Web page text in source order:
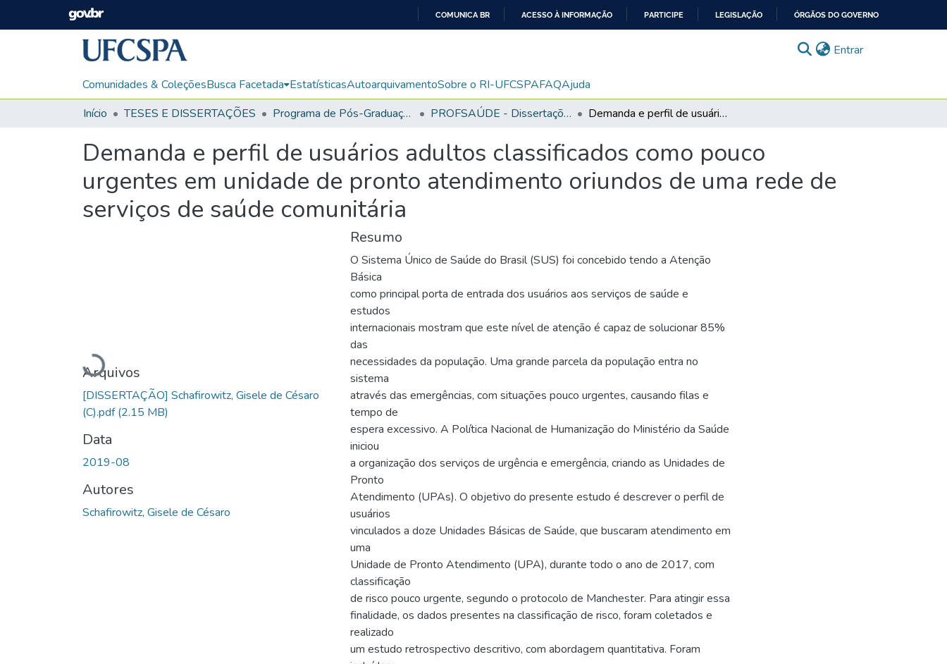
CONTEÚDO
COMUNICA BR ACESSO À INFORMAÇÃO PARTICIPE LEGISLAÇÃO ÓRGÃOS DO GOVERNO
Entrar(current)
Comunidades & ColeçõesBusca Facetada EstatísticasAutoarquivamentoSobre o RI-UFCSPAFAQAjuda
Início
TESES E DISSERTAÇÕES Programa de Pós-Graduação em Saúde da Família PROFSAÚDE - Dissertações Demanda e perfil de usuários adultos classificados como pouco urgentes em unidade de pronto atendimento oriundos de uma rede de serviços de saúde comunitária
Demanda e perfil de usuários adultos classificados como pouco
urgentes em unidade de pronto atendimento oriundos de uma rede de
serviços de saúde comunitária
Carregando...
Arquivos
[DISSERTAÇÃO] Schafirowitz, Gisele de Césaro
(C).pdf(2.15 MB)
Data
2019-08
Autores
Schafirowitz, Gisele de Césaro
Resumo
O Sistema Único de Saúde do Brasil (SUS) foi concebido tendo a Atenção
Básica
como principal porta de entrada dos usuários aos serviços de saúde e
estudos
internacionais mostram que este nível de atenção é capaz de solucionar 85%
das
necessidades da população. Uma grande parcela da população entra no
sistema
através das emergências, com situações pouco urgentes, causando filas e
tempo de
espera excessivo. A Política Nacional de Humanização do Ministério da Saúde
iniciou
a organização dos serviços de urgência e emergência, criando as Unidades de
Pronto
Atendimento (UPAs). O objetivo do presente estudo é descrever o perfil de
usuários
vinculados a doze Unidades Básicas de Saúde, que buscaram atendimento em
uma
Unidade de Pronto Atendimento (UPA), durante todo o ano de 2017, com
classificação
de risco pouco urgente, segundo o protocolo de Manchester. Para atingir essa
finalidade, os dados presentes na classificação de risco, foram coletados e
realizado
um estudo retrospectivo descritivo, com abordagem quantitativa. Foram